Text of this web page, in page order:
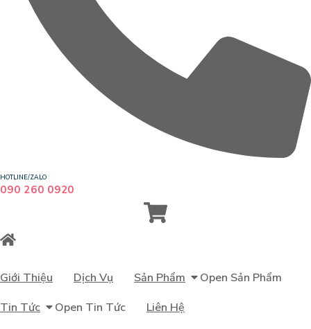
HOTLINE/ZALO
090 260 0920
Giới Thiệu Dịch Vụ Sản Phẩm
Open Sản Phẩm
Tin Tức
Open Tin Tức Liên Hệ